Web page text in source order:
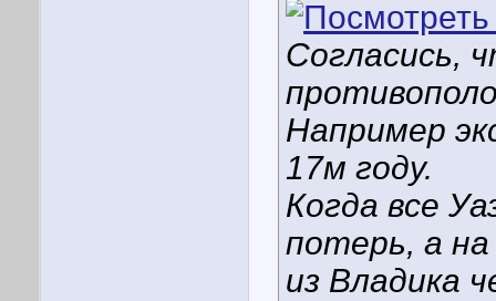
Согласись,
Например
17м году.
Когда все
потерь, а
из Владика